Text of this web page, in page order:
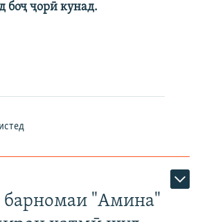
боҷ ҷорӣ кунад.
барномаи "Амина"